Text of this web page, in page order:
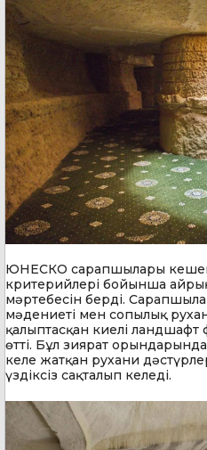
ЮНЕСКО сарапшылары
критерийлері бойынша
мәртебесін берді.
мәдениеті мен сопылық
қалыптасқан киелі
өтті. Бұл зиярат
келе жатқан рухани
үздіксіз сақталып келеді.